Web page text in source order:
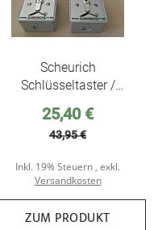
Scheurich
Schlüsseltaster /
Torantriebe, passend für
alle von uns
Torantriebe
Sonderpreis
25,40 €
43,95 €
Inkl. 19% Steuern , exkl.
Versandkosten
ZUM PRODUKT